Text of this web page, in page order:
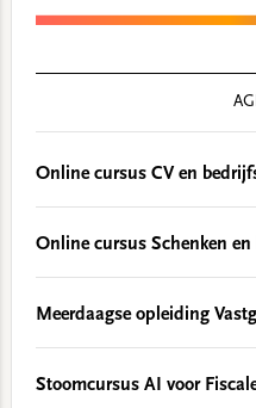
Online cursus CV en
Online cursus Schenken
Meerdaagse opleiding
Stoomcursus AI voor